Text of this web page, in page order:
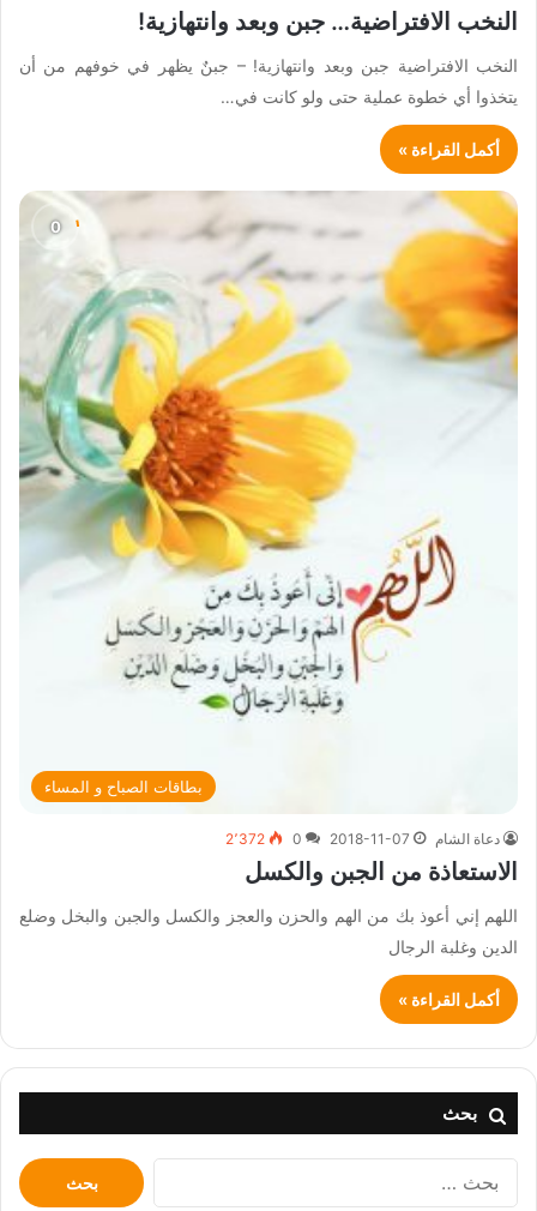
النخب الافتراضية… جبن وبعد وانتهازية!
النخب الافتراضية جبن وبعد وانتهازية! – جبنٌ يظهر في خوفهم من أن
يتخذوا أي خطوة عملية حتى ولو كانت في…
أكمل القراءة »
بطاقات الصباح و المساء
دعاة الشام 2018-11-07
0 2٬372
الاستعاذة من الجبن والكسل
اللهم إني أعوذ بك من الهم والحزن والعجز والكسل والجبن والبخل وضلع
الدين وغلبة الرجال
أكمل القراءة »
بحث
البحث
عن: